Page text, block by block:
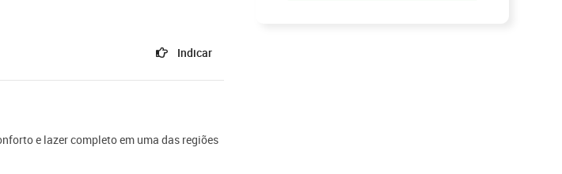
Indicar
e lazer completo em uma das regiões